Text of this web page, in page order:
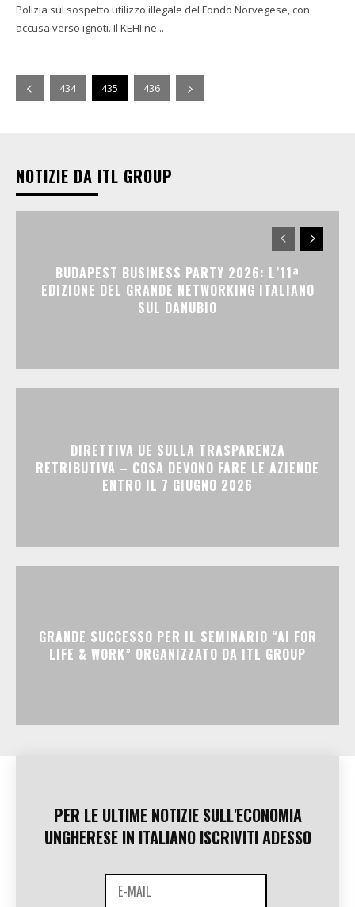
Polizia sul sospetto utilizzo illegale del Fondo Norvegese, con
accusa verso ignoti. Il KEHI ne...
434 435 436
NOTIZIE DA ITL GROUP
BUDAPEST BUSINESS PARTY 2026: L’11ª
EDIZIONE DEL GRANDE NETWORKING ITALIANO
SUL DANUBIO
DIRETTIVA UE SULLA TRASPARENZA
RETRIBUTIVA – COSA DEVONO FARE LE AZIENDE
ENTRO IL 7 GIUGNO 2026
GRANDE SUCCESSO PER IL SEMINARIO “AI FOR
LIFE & WORK” ORGANIZZATO DA ITL GROUP
PER LE ULTIME NOTIZIE SULL'ECONOMIA
UNGHERESE IN ITALIANO ISCRIVITI ADESSO